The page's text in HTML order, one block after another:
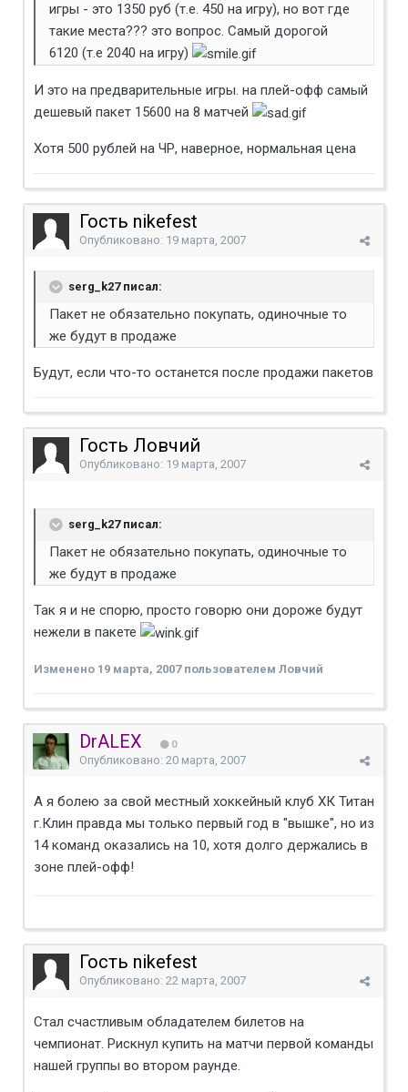
игры - это 1350 руб (т.е. 450 на игру), но вот где
такие места??? это вопрос. Самый дорогой
6120 (т.е 2040 на игру)
И это на предварительные игры. на плей-офф самый
дешевый пакет 15600 на 8 матчей
Хотя 500 рублей на ЧР, наверное, нормальная цена
Гость nikefest
Опубликовано: 19 марта, 2007
serg_k27 писал:
Пакет не обязательно покупать, одиночные то
же будут в продаже
Будут, если что-то останется после продажи пакетов
Гость Ловчий
Опубликовано: 19 марта, 2007
serg_k27 писал:
Пакет не обязательно покупать, одиночные то
же будут в продаже
Так я и не спорю, просто говорю они дороже будут
нежели в пакете
Изменено 19 марта, 2007пользователем Ловчий
DrALEX 0
Опубликовано: 20 марта, 2007
А я болею за свой местный хоккейный клуб ХК Титан
г.Клин правда мы только первый год в "вышке", но из
14 команд оказались на 10, хотя долго держались в
зоне плей-офф!
Гость nikefest
Опубликовано: 22 марта, 2007
Стал счастливым обладателем билетов на
чемпионат. Рискнул купить на матчи первой команды
нашей группы во втором раунде.